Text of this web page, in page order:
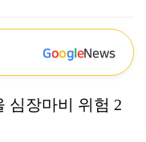
GoogleNews
심장마비 위험 2